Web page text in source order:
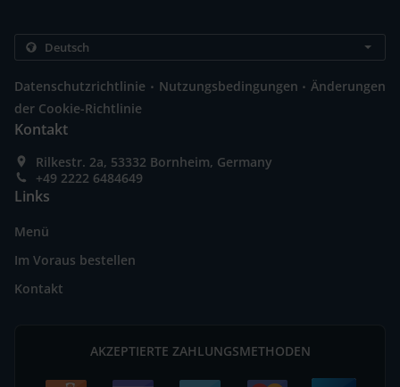
Datenschutzrichtlinie . Nutzungsbedingungen . Änderungen
der Cookie-Richtlinie
Kontakt
Rilkestr. 2a, 53332 Bornheim, Germany
+49 2222 6484649
Links
Menü
Im Voraus bestellen
Kontakt
AKZEPTIERTE ZAHLUNGSMETHODEN